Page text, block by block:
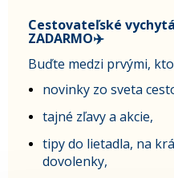
Cestovateľské
ZADARMO✈️
Buďte medzi prvými,
novinky zo sveta
tajné zľavy a akcie,
tipy do lietadla, na
dovolenky,